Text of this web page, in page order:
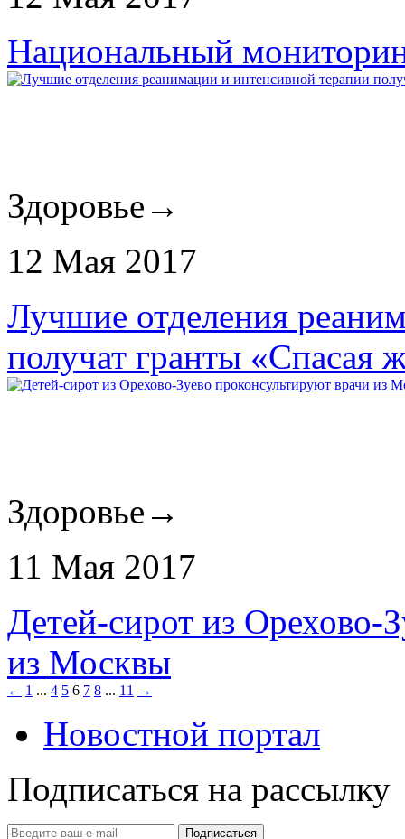
Национальный
Здоровье →
12 Мая 2017
Лучшие отделения
получат гранты «Спасая
Здоровье →
11 Мая 2017
Детей-сирот из Орехово-
из Москвы
← 1 ... 4 5 6 7 8 ... 11 →
Новостной портал
Подписаться на рассылку